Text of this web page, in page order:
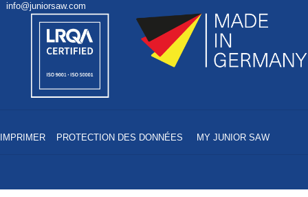
info@juniorsaw.com
IMPRIMER PROTECTION DES DONNÉES MY JUNIOR SAW